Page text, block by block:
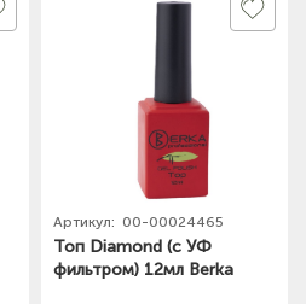
Артикул: 00-00024465
Топ Diamond (с УФ
фильтром) 12мл Berka